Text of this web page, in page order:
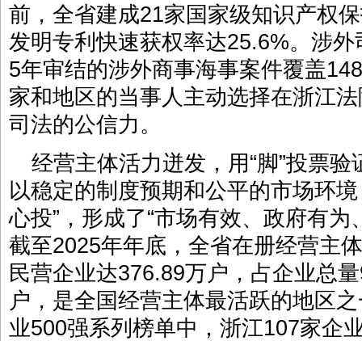
前，全省建成21家国家级知识产权
发明专利快速获权率达25.6%。涉
5年审结的涉外商事海事案件覆盖
家和地区的当事人主动选择在浙江
司法的公信力。
经营主体活力迸发，用“脚”投票验
以稳定的制度预期和公平的市场环
心投”，形成了“市场有效、政府有
截至2025年年底，全省在册经营主
民营企业达376.89万户，占企业总
户，是全国经营主体最活跃的地区
业500强系列榜单中，浙江107家企